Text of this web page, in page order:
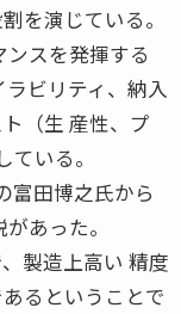
を演じている。
スを発揮する
ビリティ、納入
（生 産性、プ
いる。
富田博之氏から
あった。
製造上高い 精度
るということで